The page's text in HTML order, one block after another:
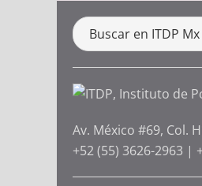
Av. México #69, Col.
+52 (55) 3626-2963 |